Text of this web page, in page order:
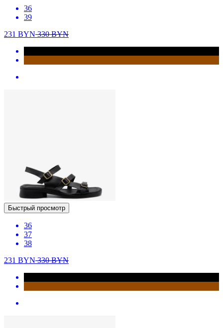
36
39
231 BYN330BYN
Быстрый просмотр
36
37
38
231 BYN330BYN